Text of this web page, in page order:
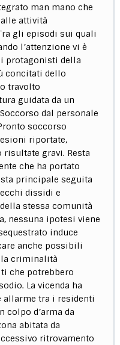
man mano che
attività
gli episodi sui quali
l’attenzione vi è
protagonisti della
concitati dello
travolto
guidata da un
dal personale
soccorso
riportate,
gravi. Resta
che ha portato
principale seguita
dissidi e
stessa comunità
nessuna ipotesi viene
induce
anche possibili
criminalità
che potrebbero
La vicenda ha
tra i residenti
colpo d’arma da
abitata da
ritrovamento